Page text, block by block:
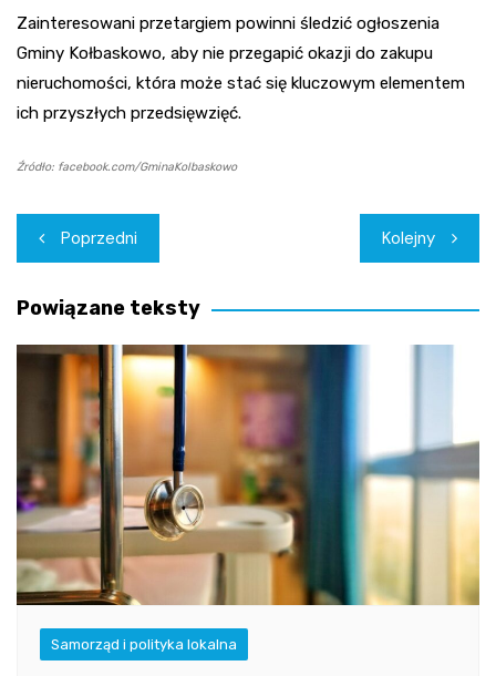
Zainteresowani przetargiem powinni śledzić ogłoszenia
Gminy Kołbaskowo, aby nie przegapić okazji do zakupu
nieruchomości, która może stać się kluczowym elementem
ich przyszłych przedsięwzięć.
Źródło: facebook.com/GminaKolbaskowo
Nawigacja
wpisu
Poprzedni Kolejny
Powiązane teksty
Samorząd i polityka lokalna